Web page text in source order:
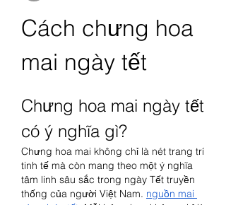
Cách chưng hoa
mai ngày tết
Chưng hoa mai ngày tết
có ý nghĩa gì?
Chưng hoa mai không chỉ là nét trang trí
tinh tế mà còn mang theo một ý nghĩa
tâm linh sâu sắc trong ngày Tết truyền
thống của người Việt Nam. nguồn mai